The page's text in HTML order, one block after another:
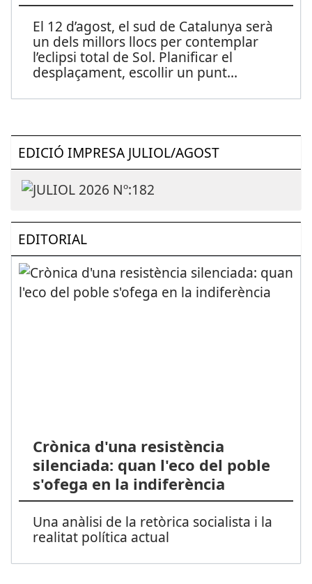
El 12 d’agost, el sud de Catalunya serà
un dels millors llocs per contemplar
l’eclipsi total de Sol. Planificar el
desplaçament, escollir un punt...
EDICIÓ IMPRESA JULIOL/AGOST
EDITORIAL
Crònica d'una resistència
silenciada: quan l'eco del poble
s'ofega en la indiferència
Una anàlisi de la retòrica socialista i la
realitat política actual